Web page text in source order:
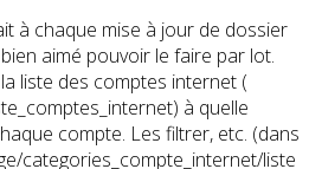
à chaque mise à jour de dossier
aimé pouvoir le faire par lot.
liste des comptes internet (
à quelle
compte. Les filtrer, etc. (dans
categories_compte_internet/liste